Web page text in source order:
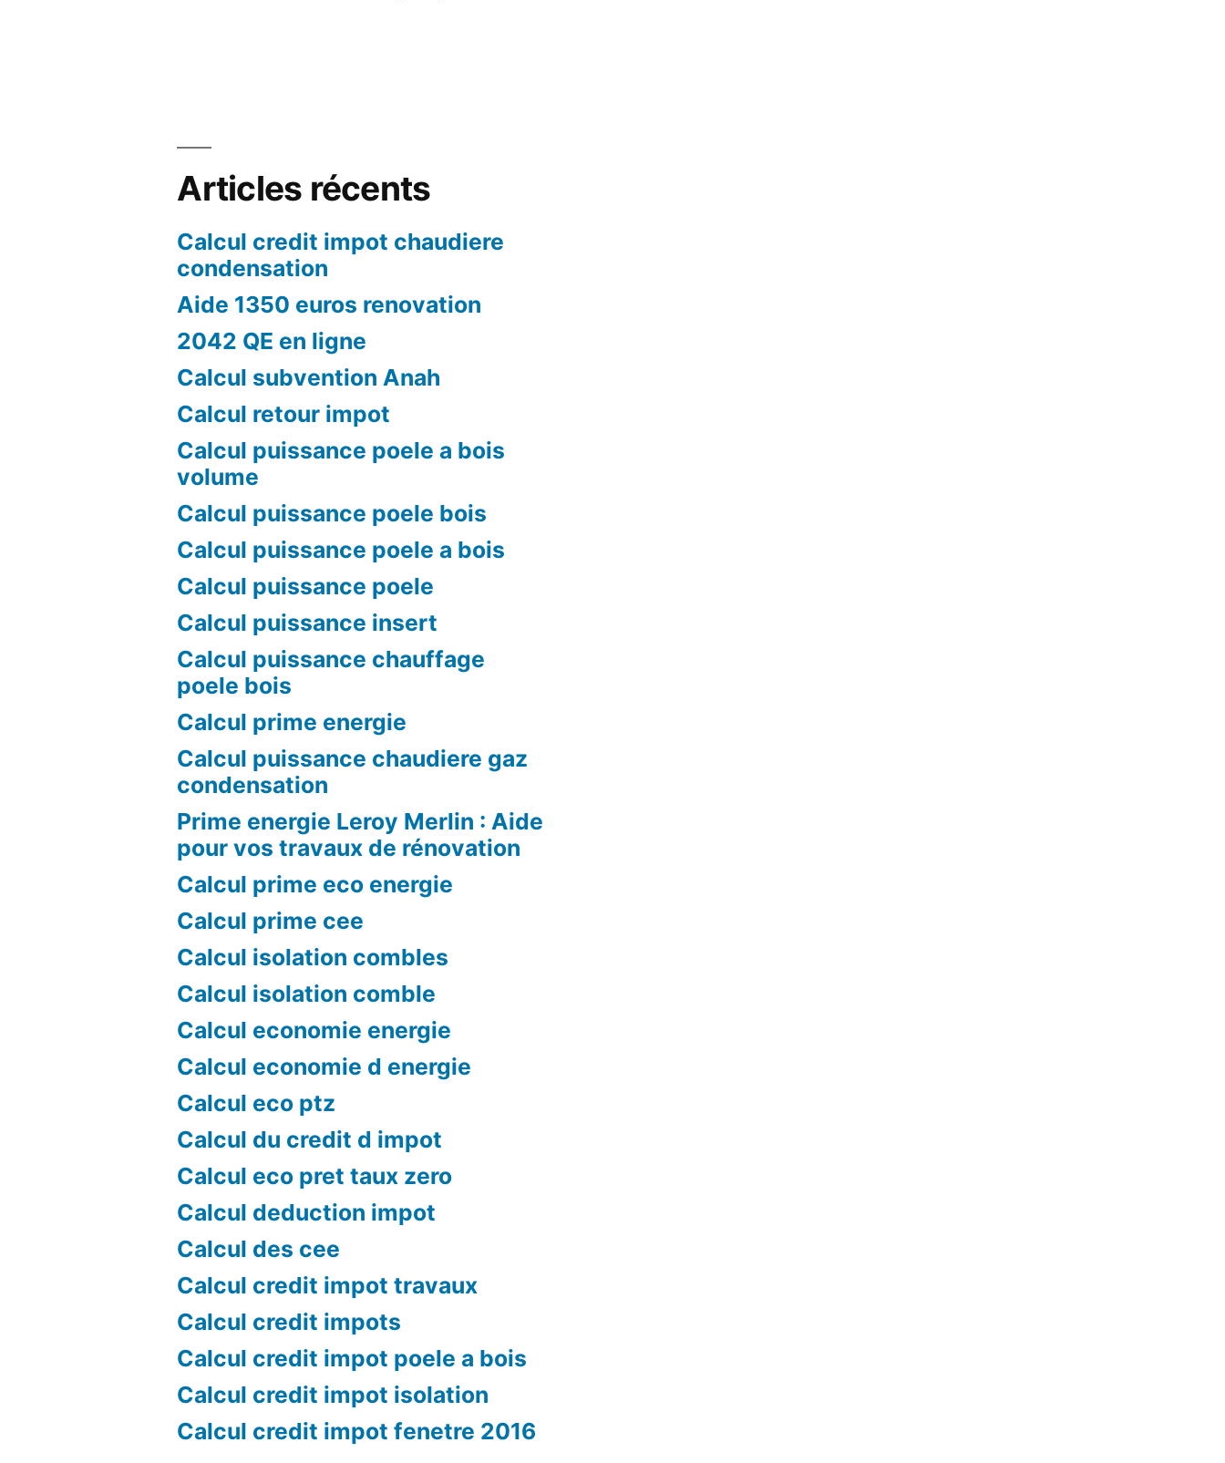
Articles récents
Calcul credit impot chaudiere
condensation
Aide 1350 euros renovation
2042 QE en ligne
Calcul subvention Anah
Calcul retour impot
Calcul puissance poele a bois
volume
Calcul puissance poele bois
Calcul puissance poele a bois
Calcul puissance poele
Calcul puissance insert
Calcul puissance chauffage
poele bois
Calcul prime energie
Calcul puissance chaudiere gaz
condensation
Prime energie Leroy Merlin : Aide
pour vos travaux de rénovation
Calcul prime eco energie
Calcul prime cee
Calcul isolation combles
Calcul isolation comble
Calcul economie energie
Calcul economie d energie
Calcul eco ptz
Calcul du credit d impot
Calcul eco pret taux zero
Calcul deduction impot
Calcul des cee
Calcul credit impot travaux
Calcul credit impots
Calcul credit impot poele a bois
Calcul credit impot isolation
Calcul credit impot fenetre 2016